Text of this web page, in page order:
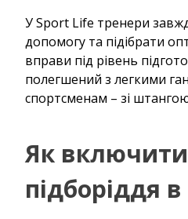
У Sport Life тренери
допомогу та підібрати
вправи під рівень
полегшений з легкими
спортсменам – зі
Як включити
підборіддя в